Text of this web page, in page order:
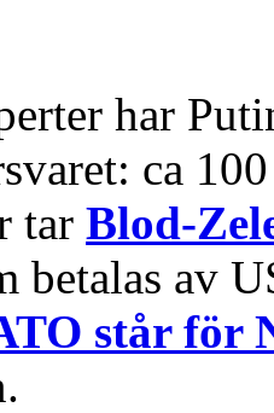
har
ca
tar Blod-
betalas av
står för